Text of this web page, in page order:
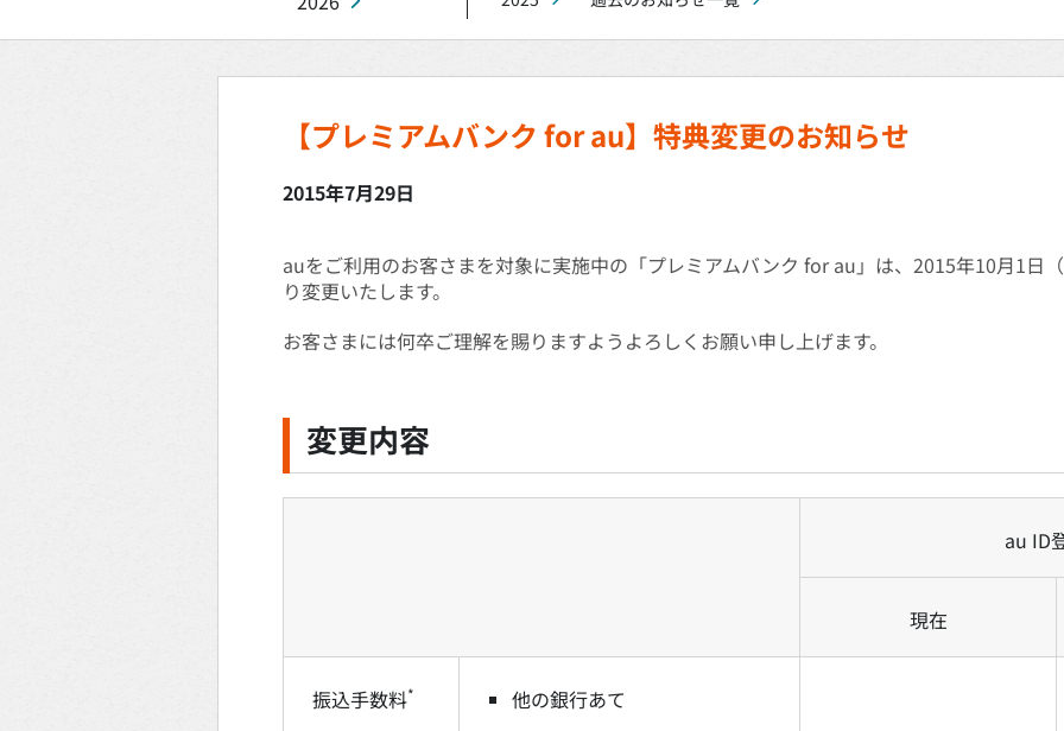
【プレミアムバンク for au】特典変更のお知らせ
2015年7月29日
auをご利用のお客さまを対象に実施中の「プレミアムバンク for au」は、2015年10月1日
り変更いたします。
お客さまには何卒ご理解を賜りますようよろしくお願い申し上げます。
変更内容
au ID
現在
振込手数料*
他の銀行あて